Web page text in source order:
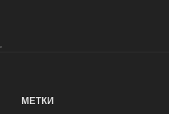
.
МЕТКИ